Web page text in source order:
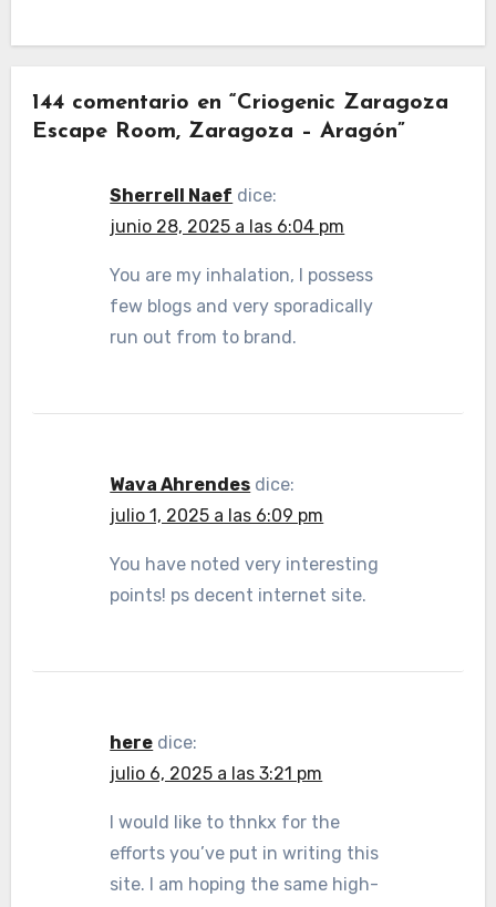
144 comentario en “Criogenic Zaragoza
Escape Room, Zaragoza – Aragón”
Sherrell Naef dice:
junio 28, 2025 a las 6:04 pm
You are my inhalation, I possess
few blogs and very sporadically
run out from to brand.
Wava Ahrendes dice:
julio 1, 2025 a las 6:09 pm
You have noted very interesting
points! ps decent internet site.
here dice:
julio 6, 2025 a las 3:21 pm
I would like to thnkx for the
efforts you’ve put in writing this
site. I am hoping the same high-